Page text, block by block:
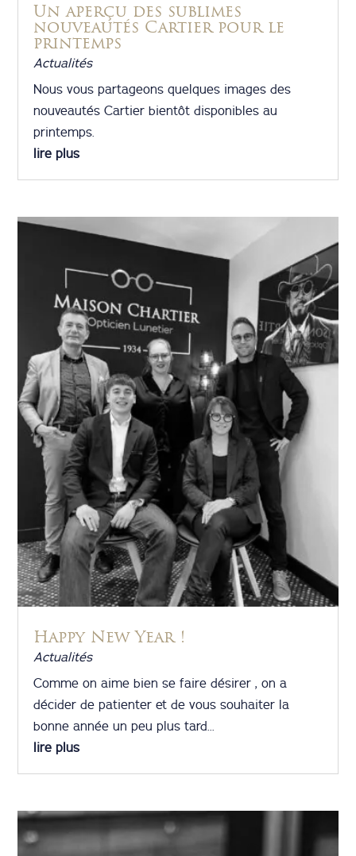
Un aperçu des sublimes
nouveautés Cartier pour le
printemps
Actualités
Nous vous partageons quelques images des
nouveautés Cartier bientôt disponibles au
printemps.
lire plus
Happy New Year !
Actualités
Comme on aime bien se faire désirer , on a
décider de patienter et de vous souhaiter la
bonne année un peu plus tard...
lire plus